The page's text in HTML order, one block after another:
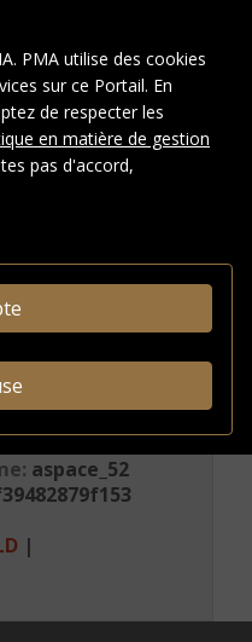
aspace_52
|
PMA utilise des cookies
sur ce Portail. En
de respecter les
en matière de gestion
pas d'accord,